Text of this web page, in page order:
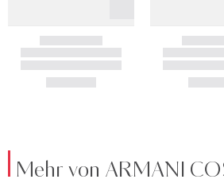
Mehr von ARMANI